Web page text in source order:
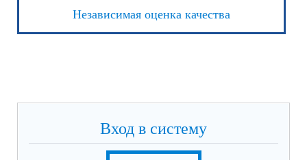
Независимая оценка качества
Вход в систему